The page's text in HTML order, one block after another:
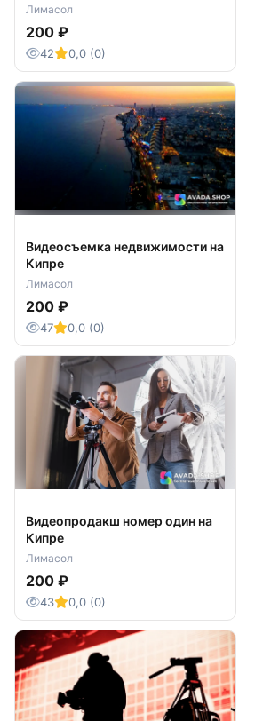
Лимасол
200 ₽
42 0,0 (0)
Видеосъемка недвижимости на
Кипре
Лимасол
200 ₽
47 0,0 (0)
Видеопродакш номер один на
Кипре
Лимасол
200 ₽
43 0,0 (0)